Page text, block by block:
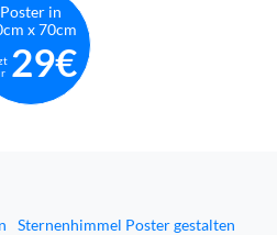
Poster in
x 70cm
29€
Sternenhimmel Poster gestalten